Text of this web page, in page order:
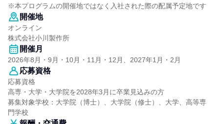
※本プログラムの開催地ではなく入社された際の配属予定地です
開催地
オンライン
株式会社小川製作所
開催月
2026年8月・9月・10月・11月・12月、2027年1月・2月
応募資格
応募資格
高専・大学・大学院を2028年3月に卒業見込みの方
募集対象学校：大学院（博士）、大学院（修士）、大学、高等専
門学校